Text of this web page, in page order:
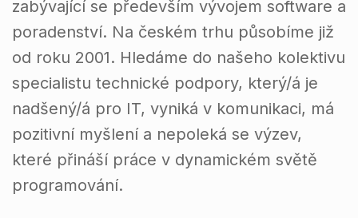
zabývající se především vývojem software a
poradenství. Na českém trhu působíme již
od roku 2001. Hledáme do našeho kolektivu
specialistu technické podpory, který/á je
nadšený/á pro IT, vyniká v komunikaci, má
pozitivní myšlení a nepoleká se výzev,
které přináší práce v dynamickém světě
programování.